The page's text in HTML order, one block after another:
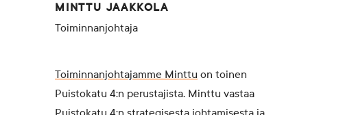
MINTTU JAAKKOLA
Toiminnanjohtaja
Toiminnanjohtajamme Minttu on toinen
Puistokatu 4:n perustajista. Minttu vastaa